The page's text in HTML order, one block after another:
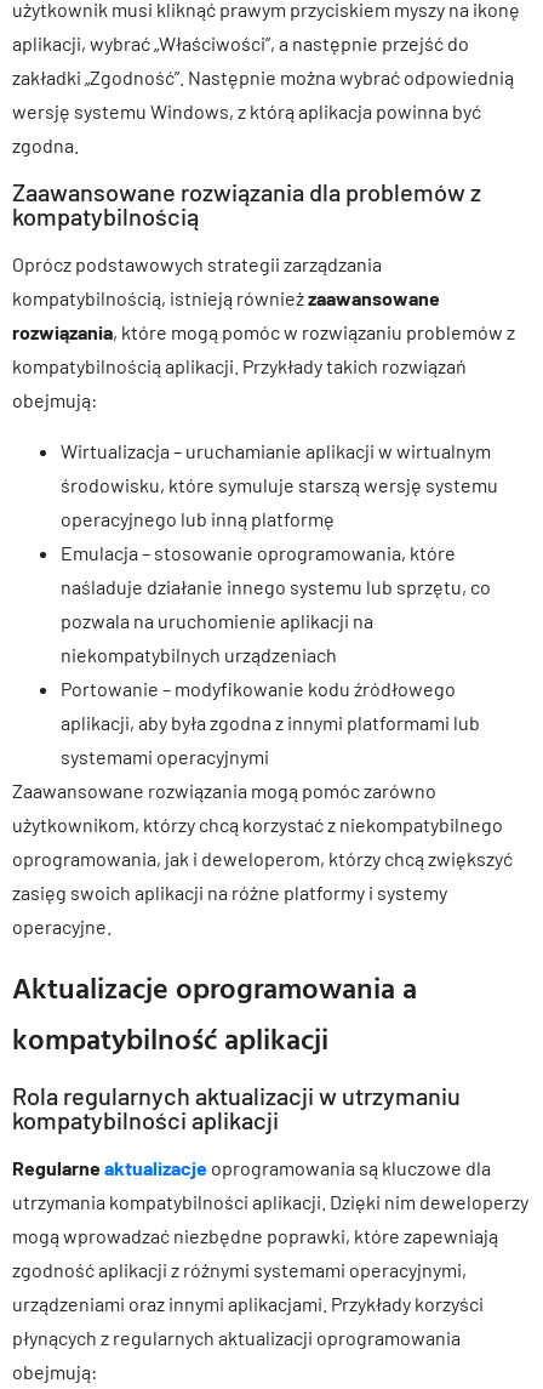
użytkownik musi kliknąć prawym przyciskiem myszy na ikonę
aplikacji, wybrać „Właściwości”, a następnie przejść do
zakładki „Zgodność”. Następnie można wybrać odpowiednią
wersję systemu Windows, z którą aplikacja powinna być
zgodna.
Zaawansowane rozwiązania dla problemów z
kompatybilnością
Oprócz podstawowych strategii zarządzania
kompatybilnością, istnieją równieżzaawansowane
rozwiązania, które mogą pomóc w rozwiązaniu problemów z
kompatybilnością aplikacji. Przykłady takich rozwiązań
obejmują:
Wirtualizacja – uruchamianie aplikacji w wirtualnym
środowisku, które symuluje starszą wersję systemu
operacyjnego lub inną platformę
Emulacja – stosowanie oprogramowania, które
naśladuje działanie innego systemu lub sprzętu, co
pozwala na uruchomienie aplikacji na
niekompatybilnych urządzeniach
Portowanie – modyfikowanie kodu źródłowego
aplikacji, aby była zgodna z innymi platformami lub
systemami operacyjnymi
Zaawansowane rozwiązania mogą pomóc zarówno
użytkownikom, którzy chcą korzystać z niekompatybilnego
oprogramowania, jak i deweloperom, którzy chcą zwiększyć
zasięg swoich aplikacji na różne platformy i systemy
operacyjne.
Aktualizacje oprogramowania a
kompatybilność aplikacji
Rola regularnych aktualizacji w utrzymaniu
kompatybilności aplikacji
Regularneaktualizacje oprogramowania są kluczowe dla
utrzymania kompatybilności aplikacji. Dzięki nim deweloperzy
mogą wprowadzać niezbędne poprawki, które zapewniają
zgodność aplikacji z różnymi systemami operacyjnymi,
urządzeniami oraz innymi aplikacjami. Przykłady korzyści
płynących z regularnych aktualizacji oprogramowania
obejmują: